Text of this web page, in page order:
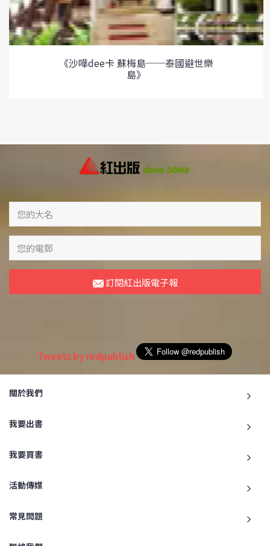
《沙嘩dee卡 蘇梅島──泰國避世樂
島》
訂閱紅出版電子報
Tweets by redpublish
關於我們
我要出書
我要買書
活動傳媒
常見問題